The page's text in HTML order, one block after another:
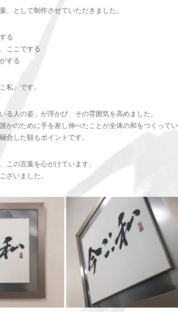
、として制作させていただきました。
る
ここでする
する
私」です。
る人の姿」が浮かび、その雰囲気を高めました。
かのために手を差し伸べたことが全体の和をつくって
合した額もポイントです。
この言葉を心がけています。
ざいました。